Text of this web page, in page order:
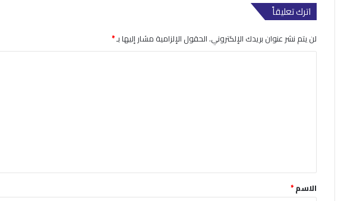
اترك تعليقاً
لن يتم نشر عنوان بريدك الإلكتروني.الحقول الإلزامية مشار إليها بـ*
*الاسم*